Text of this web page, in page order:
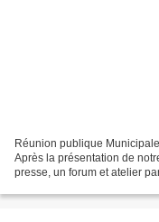
Réunion publique
Après la présentation de
presse, un forum et atelier